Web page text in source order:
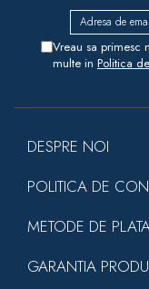
Vreau sa primesc
multe in Politica
DESPRE NOI
POLITICA DE
METODE DE
GARANTIA